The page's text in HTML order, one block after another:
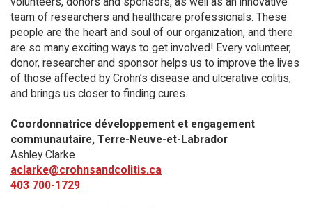
team of researchers and healthcare professionals. These
people are the heart and soul of our organization, and there
are so many exciting ways to get involved! Every volunteer,
donor, researcher and sponsor helps us to improve the lives
of those affected by Crohn’s disease and ulcerative colitis,
and brings us closer to finding cures.
Coordonnatrice développement et engagement
communautaire, Terre-Neuve-et-Labrador
Ashley Clarke
aclarke@crohnsandcolitis.ca
403 700-1729